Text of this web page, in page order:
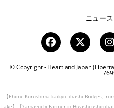
© Copyright - Heartland Japan
ニュー
【Ehime Kurushima-kaikyo-ohashi Bridges,
Lake】【Yamaguchi Farmer in Higashi-